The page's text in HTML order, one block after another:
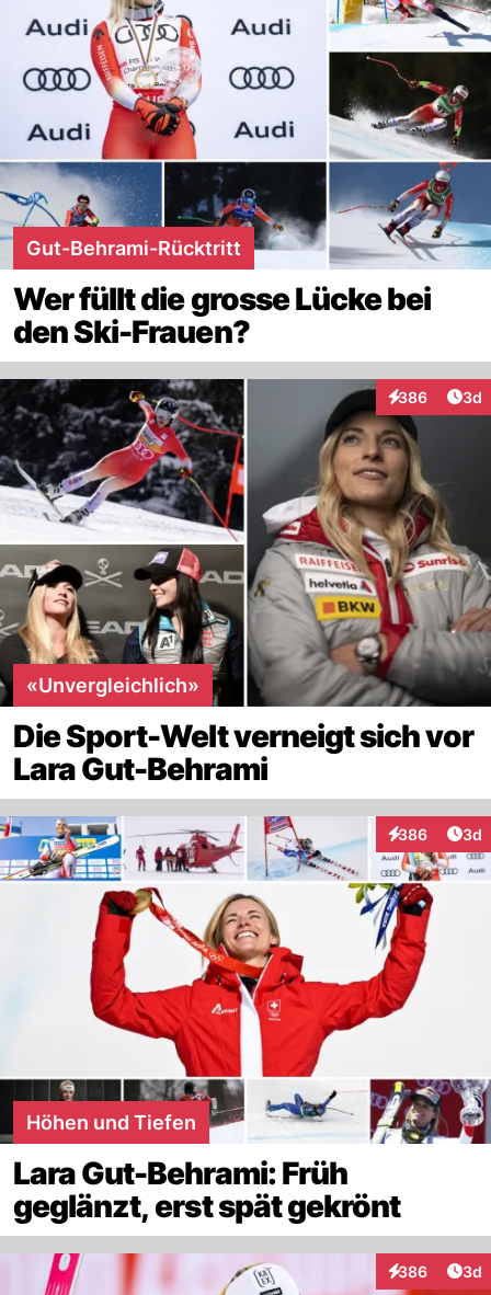
Gut-Behrami-Rücktritt
Wer füllt die grosse Lücke bei
den Ski-Frauen?
386
Interaktionen
3d
«Unvergleichlich»
Die Sport-Welt verneigt sich vor
Lara Gut-Behrami
386
Interaktionen
3d
Höhen und Tiefen
Lara Gut-Behrami: Früh
geglänzt, erst spät gekrönt
386
Interaktionen
3d